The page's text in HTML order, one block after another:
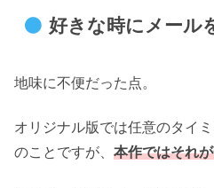
好きな時にメール
地味に不便だった点。
オリジナル版では任意のタイ
のことですが、 本作ではそれ